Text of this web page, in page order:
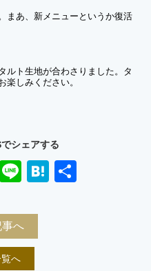
まあ、新メニューというか復活
ルト生地が合わさりました。タ
楽しみください。
シェアする
EmailLineHatena
へ
へ